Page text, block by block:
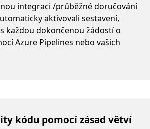
integraci /průběžné doručování
aktivovali sestavení,
každou dokončenou žádostí o
Azure Pipelines nebo vašich
kódu pomocí zásad větví